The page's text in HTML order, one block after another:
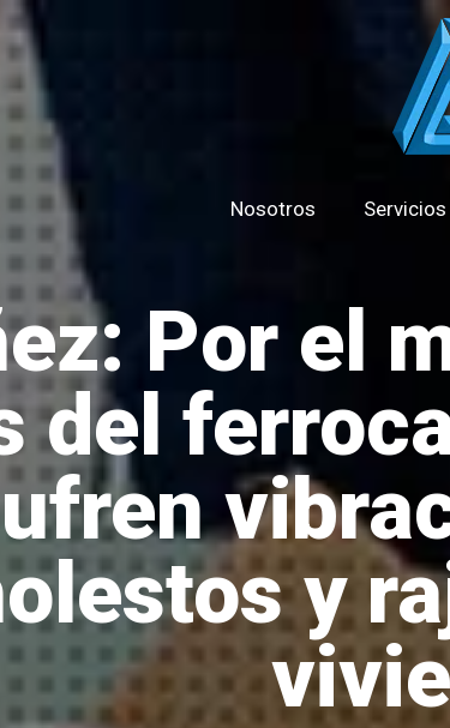
Nosotros Servicios
Por el
del
y